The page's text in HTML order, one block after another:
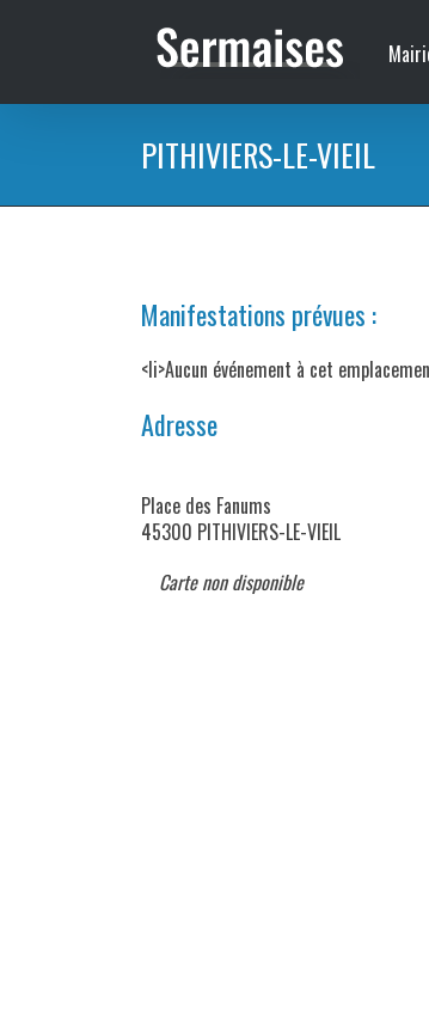
PITHIVIERS-LE-VIEIL
Manifestations prévues :
<li>Aucun événement à cet
Adresse
Place des Fanums
45300 PITHIVIERS-LE-VIEIL
Carte non disponible